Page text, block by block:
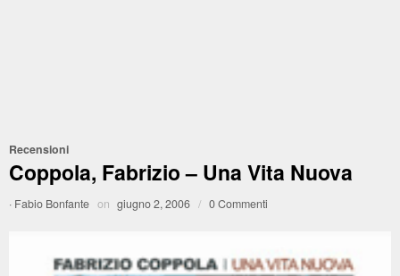
Recensioni
Coppola, Fabrizio – Una Vita Nuova
· Fabio Bonfante on giugno 2, 2006 / 0 Commenti